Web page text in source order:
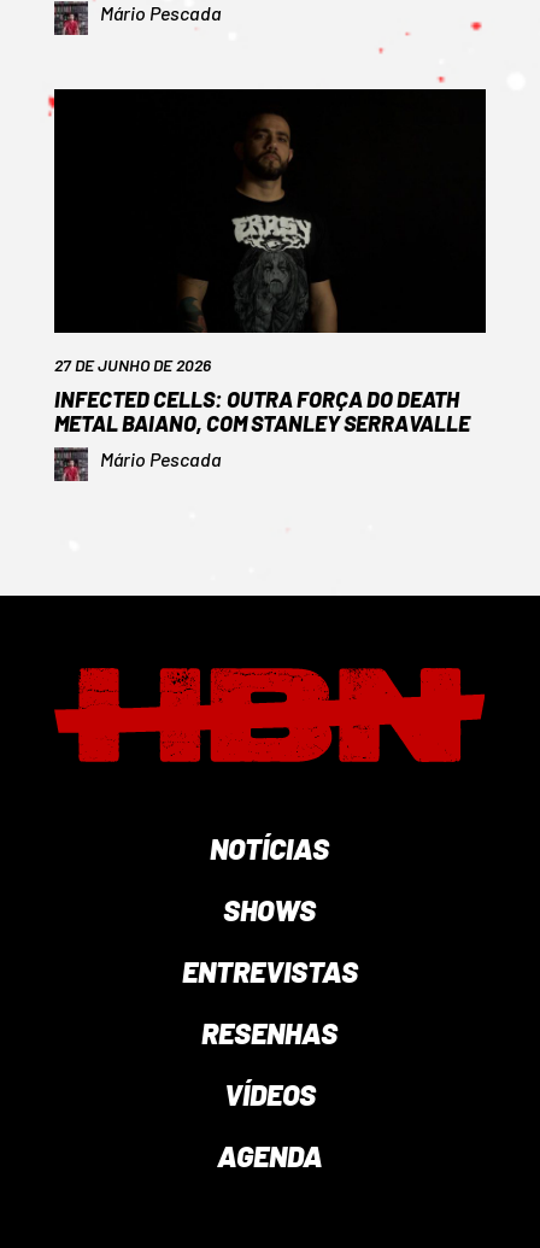
Mário Pescada
27 DE JUNHO DE 2026
INFECTED CELLS: OUTRA FORÇA DO DEATH
METAL BAIANO, COM STANLEY SERRAVALLE
Mário Pescada
NOTÍCIAS
SHOWS
ENTREVISTAS
RESENHAS
VÍDEOS
AGENDA